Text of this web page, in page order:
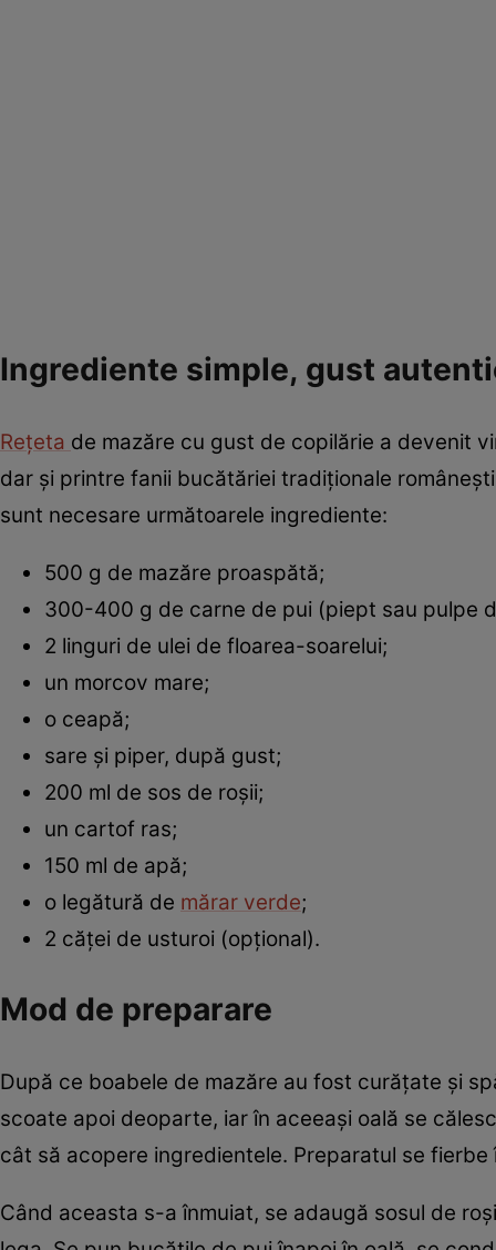
Ingrediente simple, gust
Rețeta de mazăre cu gust de copilărie a devenit
dar și printre fanii bucătăriei tradiționale
sunt necesare următoarele ingrediente:
500 g de mazăre proaspătă;
300-400 g de carne de pui (piept sau pulpe
2 linguri de ulei de floarea-soarelui;
un morcov mare;
o ceapă;
sare și piper, după gust;
200 ml de sos de roșii;
un cartof ras;
150 ml de apă;
o legătură de mărar verde;
2 căței de usturoi (opțional).
Mod de preparare
După ce boabele de mazăre au fost curățate și
scoate apoi deoparte, iar în aceeași oală se
cât să acopere ingredientele. Preparatul se
Când aceasta s-a înmuiat, se adaugă sosul de